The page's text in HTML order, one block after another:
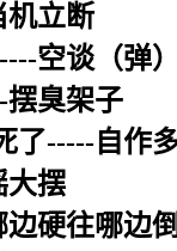
机立断
空谈（弹
摆臭架子
了-----自作
大摆
边硬往哪边